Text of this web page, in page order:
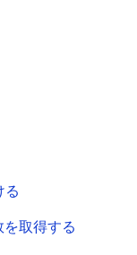
る
取得する